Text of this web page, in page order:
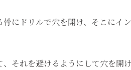
にドリルで穴を開け、そこにイ
それを避けるようにして穴を開